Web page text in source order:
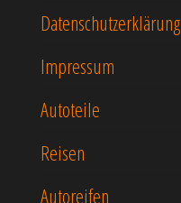
Datenschutzerklärung
Impressum
Autoteile
Reisen
Autoreifen